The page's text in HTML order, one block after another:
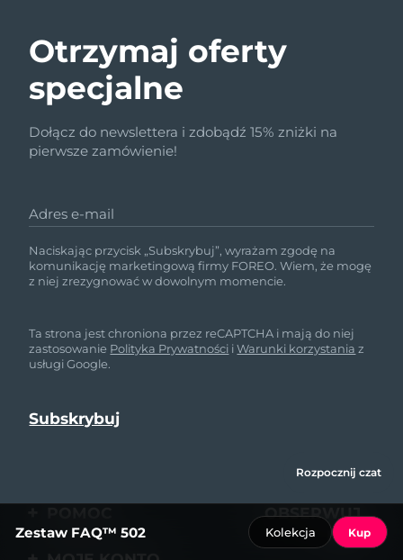
Otrzymaj oferty
specjalne
Dołącz do newslettera i zdobądź 15% zniżki na
pierwsze zamówienie!
Adres e-mail
Naciskając przycisk „Subskrybuj”, wyrażam zgodę na
komunikację marketingową firmy FOREO. Wiem, że mogę
z niej zrezygnować w dowolnym momencie.
Ta strona jest chroniona przez reCAPTCHA i mają do niej
zastosowanie Polityka Prywatności iWarunki korzystania z
usługi Google.
OBSERWUJ
NAS
Rozpocznij czat
Zestaw FAQ™ 502 Kolekcja Kup